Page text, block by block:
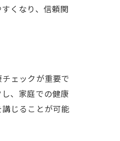
くなり、信頼関
ェックが重要で
、家庭での健康
じることが可能